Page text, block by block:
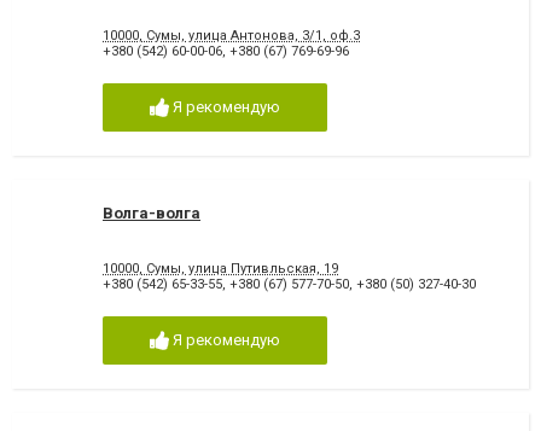
10000, Сумы, улица Антонова, 3/1, оф.3
+380 (542) 60-00-06, +380 (67) 769-69-96
Я рекомендую
Волга-волга
10000, Сумы, улица Путивльская, 19
+380 (542) 65-33-55 +380 (67) 577-70-50 +380 (50) 327-40-30
Я рекомендую